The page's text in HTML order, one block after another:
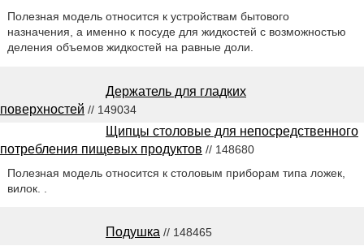
Полезная модель относится к устройствам бытового
назначения, а именно к посуде для жидкостей с возможностью
деления объемов жидкостей на равные доли.
Держатель для гладких
поверхностей // 149034
Щипцы столовые для непосредственного
потребления пищевых продуктов // 148680
Полезная модель относится к столовым приборам типа ложек,
вилок. .
Подушка // 148465